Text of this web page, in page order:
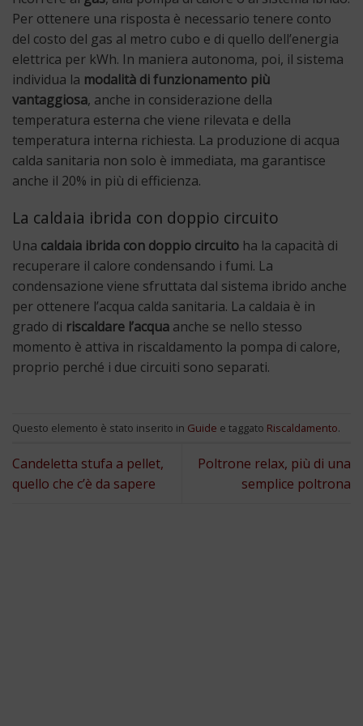
Per ottenere una risposta è necessario tenere conto
del costo del gas al metro cubo e di quello dell’energia
elettrica per kWh. In maniera autonoma, poi, il sistema
individua la modalità di funzionamento più
vantaggiosa, anche in considerazione della
temperatura esterna che viene rilevata e della
temperatura interna richiesta. La produzione di acqua
calda sanitaria non solo è immediata, ma garantisce
anche il 20% in più di efficienza.
La caldaia ibrida con doppio circuito
Una caldaia ibrida con doppio circuito ha la capacità di
recuperare il calore condensando i fumi. La
condensazione viene sfruttata dal sistema ibrido anche
per ottenere l’acqua calda sanitaria. La caldaia è in
grado di riscaldare l’acqua anche se nello stesso
momento è attiva in riscaldamento la pompa di calore,
proprio perché i due circuiti sono separati.
Questo elemento è stato inserito in Guide e taggato Riscaldamento.
Candeletta stufa a pellet,
quello che c’è da sapere
Poltrone relax, più di una
semplice poltrona